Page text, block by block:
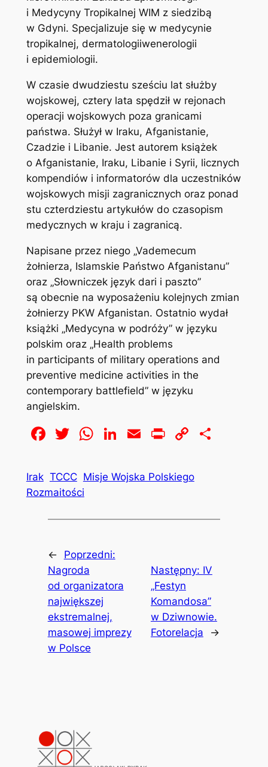
i Medycyny Tropikalnej WIM z siedzibą
w Gdyni. Specjalizuje się w medycynie
tropikalnej, dermatologii­wenerologii
i epidemiologii.
W czasie dwudziestu sześciu lat służby
wojskowej, cztery lata spędził w rejonach
operacji wojskowych poza granicami
państwa. Służył w Iraku, Afganistanie,
Czadzie i Libanie. Jest autorem książek
o Afganistanie, Iraku, Libanie i Syrii, licznych
kompendiów i informatorów dla uczestników
wojskowych misji zagranicznych oraz ponad
stu czterdziestu artykułów do czasopism
medycznych w kraju i zagranicą.
Napisane przez niego „Vademecum
żołnierza, Islamskie Państwo Afganistanu”
oraz „Słowniczek język dari i paszto”
są obecnie na wyposażeniu kolejnych zmian
żołnierzy PKW Afganistan. Ostatnio wydał
książki „Medycyna w podróży” w języku
polskim oraz „Health problems
in participants of military operations and
preventive medicine activities in the
contemporary battlefield” w języku
angielskim.
Facebook
Twitter
WhatsApp
LinkedIn
EmailPrintCopy
Irak TCCC Misje Wojska Polskiego
Rozmaitości
←
Poprzedni:
Nagroda
od organizatora
największej
ekstremalnej,
masowej imprezy
w Polsce
Następny: IV
„Festyn
Komandosa”
w Dziwnowie.
Fotorelacja
→